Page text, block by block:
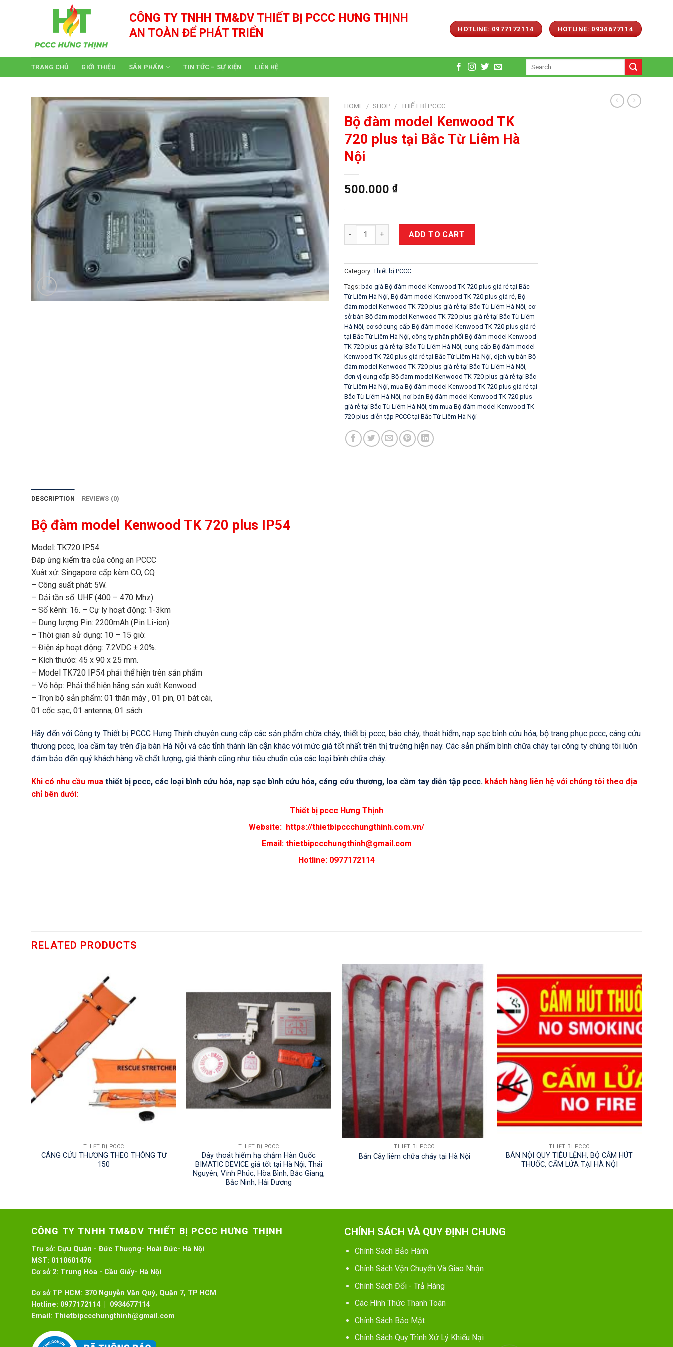
CÔNG TY TNHH TM&DV THIẾT BỊ PCCC HƯNG THỊNH
AN TOÀN ĐỂ PHÁT TRIỂN
HOTLINE: 0977172114 HOTLINE: 0934677114
TRANG CHỦ GIỚI THIỆU SẢN PHẨM TIN TỨC – SỰ KIỆN LIÊN HỆ
HOME / SHOP / THIẾT BỊ PCCC
Bộ đàm model Kenwood TK
720 plus tại Bắc Từ Liêm Hà
Nội
500.000 ₫
.
Bộ đàm model Kenwood TK 720 plus tại Bắc Từ Liêm Hà Nội quantity
ADD TO CART
Category: Thiết bị PCCC
Tags: báo giá Bộ đàm model Kenwood TK 720 plus giá rẻ tại Bắc
Từ Liêm Hà Nội Bộ đàm model Kenwood TK 720 plus giá rẻ Bộ
đàm model Kenwood TK 720 plus giá rẻ tại Bắc Từ Liêm Hà Nội cơ
sở bán Bộ đàm model Kenwood TK 720 plus giá rẻ tại Bắc Từ Liêm
Hà Nội cơ sở cung cấp Bộ đàm model Kenwood TK 720 plus giá rẻ
tại Bắc Từ Liêm Hà Nội công ty phân phối Bộ đàm model Kenwood
TK 720 plus giá rẻ tại Bắc Từ Liêm Hà Nội cung cấp Bộ đàm model
Kenwood TK 720 plus giá rẻ tại Bắc Từ Liêm Hà Nội dịch vụ bán Bộ
đàm model Kenwood TK 720 plus giá rẻ tại Bắc Từ Liêm Hà Nội
đơn vị cung cấp Bộ đàm model Kenwood TK 720 plus giá rẻ tại Bắc
Từ Liêm Hà Nội mua Bộ đàm model Kenwood TK 720 plus giá rẻ tại
Bắc Từ Liêm Hà Nội nơi bán Bộ đàm model Kenwood TK 720 plus
giá rẻ tại Bắc Từ Liêm Hà Nội ,tìm mua Bộ đàm model Kenwood TK
720 plus diễn tập PCCC tại Bắc Từ Liêm Hà Nội
DESCRIPTION REVIEWS (0)
Bộ đàm model Kenwood TK 720 plus IP54
Model: TK720 IP54
Đáp ứng kiểm tra của công an PCCC
Xuât xứ: Singapore cấp kèm CO, CQ
– Công suất phát: 5W.
– Dải tần số: UHF (400 – 470 Mhz).
– Số kênh: 16. – Cự ly hoạt động: 1-3km
– Dung lượng Pin: 2200mAh (Pin Li-ion).
– Thời gian sử dụng: 10 – 15 giờ.
– Điện áp hoạt động: 7.2VDC ± 20%.
– Kích thước: 45 x 90 x 25 mm.
– Model TK720 IP54 phải thể hiện trên sản phẩm
– Vỏ hộp: Phải thể hiện hãng sản xuất Kenwood
– Trọn bộ sản phẩm: 01 thân máy , 01 pin, 01 bát cài,
01 cốc sạc, 01 antenna, 01 sách
Hãy đến với Công ty Thiết bị PCCC Hưng Thịnh chuyên cung cấp các sản phẩm chữa cháy, thiết bị pccc, báo cháy, thoát hiểm, nạp sạc bình cứu hỏa, bộ trang phục pccc, cáng cứu
thương pccc, loa cầm tay trên địa bàn Hà Nội và các tỉnh thành lân cận khác với mức giá tốt nhất trên thị trường hiện nay. Các sản phẩm bình chữa cháy tại công ty chúng tôi luôn
đảm bảo đến quý khách hàng về chất lượng, giá thành cũng như tiêu chuẩn của các loại bình chữa cháy.
Khi có nhu cầu mua thiết bị pccc, các loại bình cứu hỏa, nạp sạc bình cứu hỏa, cáng cứu thương, loa cầm tay diễn tập pccc. khách hàng liên hệ với chúng tôi theo địa
chỉ bên dưới:
Thiết bị pccc Hưng Thịnh
Website: https://thietbipccchungthinh.com.vn/
Email: thietbipccchungthinh@gmail.com
Hotline: 0977172114
RELATED PRODUCTS
THIẾT BỊ PCCC
CÁNG CỨU THƯƠNG THEO THÔNG TƯ
150
THIẾT BỊ PCCC
Dây thoát hiểm hạ chậm Hàn Quốc
BIMATIC DEVICE giá tốt tại Hà Nội, Thái
Nguyên, Vĩnh Phúc, Hòa Bình, Bắc Giang,
Bắc Ninh, Hải Dương
THIẾT BỊ PCCC
Bán Cây liêm chữa cháy tại Hà Nội
THIẾT BỊ PCCC
BÁN NỘI QUY TIÊU LỆNH, BỘ CẤM HÚT
THUỐC, CẤM LỬA TẠI HÀ NỘI
CÔNG TY TNHH TM&DV THIẾT BỊ PCCC HƯNG THỊNH
Trụ sở: Cựu Quán - Đức Thượng- Hoài Đức- Hà Nội
MST: 0110601476
Cơ sở 2: Trung Hòa - Cầu Giấy- Hà Nội
Cơ sở TP HCM: 370 Nguyễn Văn Quỳ, Quận 7, TP HCM
Hotline: 0977172114 | 0934677114
Email: Thietbipccchungthinh@gmail.com
CHÍNH SÁCH VÀ QUY ĐỊNH CHUNG
Chính Sách Bảo Hành
Chính Sách Vận Chuyển Và Giao Nhận
Chính Sách Đổi - Trả Hàng
Các Hình Thức Thanh Toán
Chính Sách Bảo Mật
Chính Sách Quy Trình Xử Lý Khiếu Nại